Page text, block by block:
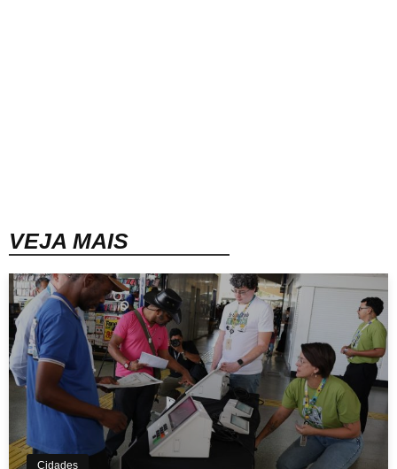
VEJA MAIS
Cidades